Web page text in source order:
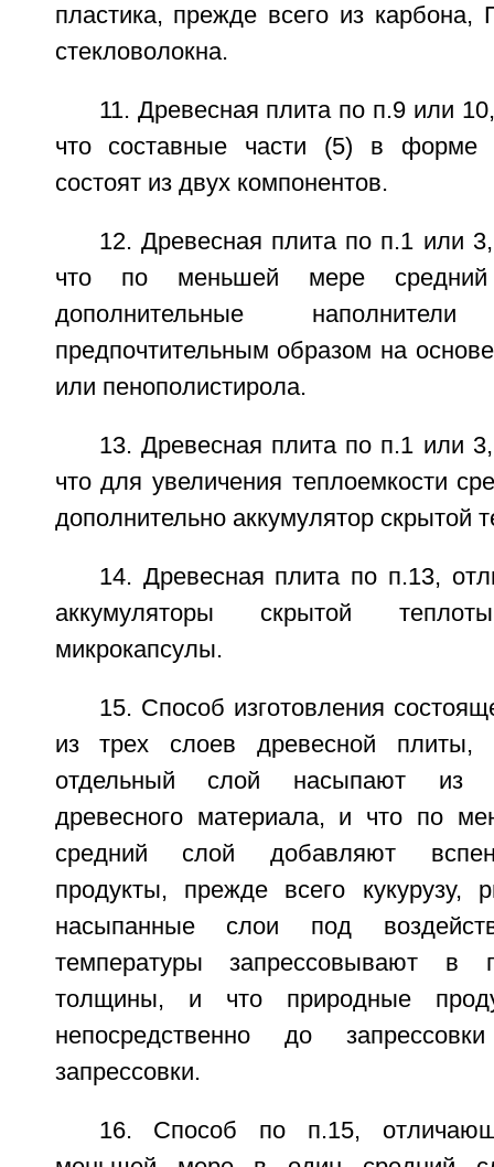
пластика, прежде всего из
стекловолокна.
11. Древесная плита по п.9 или
что составные части (5) в форме
состоят из двух компонентов.
12. Древесная плита по п.1 или
что по меньшей мере
дополнительные
предпочтительным образом на
или пенополистирола.
13. Древесная плита по п.1 или
что для увеличения теплоемкости
дополнительно аккумулятор скрытой
14. Древесная плита по п.13,
аккумуляторы скрытой
микрокапсулы.
15. Способ изготовления
из трех слоев древесной
отдельный слой насыпают из
древесного материала, и что по
средний слой добавляют
продукты, прежде всего
насыпанные слои под
температуры запрессовывают в
толщины, и что природные
непосредственно до
запрессовки.
16. Способ по п.15,